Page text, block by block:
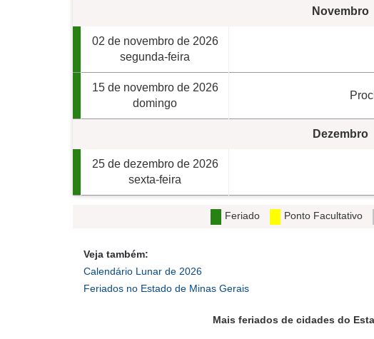
Novembro
02 de novembro de 2026
segunda-feira
15 de novembro de 2026
domingo
Dezembro
25 de dezembro de 2026
sexta-feira
Feriado Ponto Facultativo
Veja também:
Calendário Lunar de 2026
Feriados no Estado de Minas Gerais
Mais feriados de cidades do